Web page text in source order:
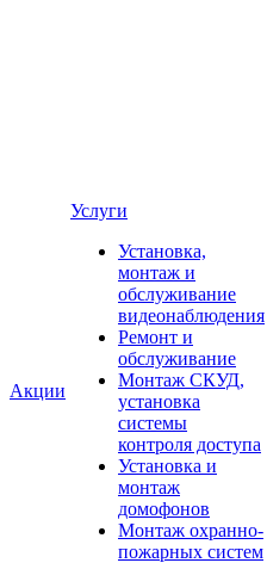
Акции
Услуги
Установка,
монтаж и
обслуживание
видеонаблюдения
Ремонт и
обслуживание
Монтаж СКУД,
установка
системы
контроля доступа
Установка и
монтаж
домофонов
Монтаж охранно-
пожарных систем